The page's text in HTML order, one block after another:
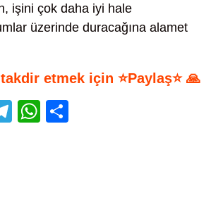
işini çok daha iyi hale
üzerinde duracağına alamet
etmek için ⭐Paylaş⭐ 🙏
T
W